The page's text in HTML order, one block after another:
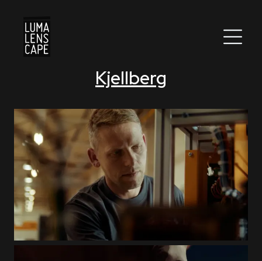
Postproduction
Production / Services
About
DEU ENG Suche
Kjellberg